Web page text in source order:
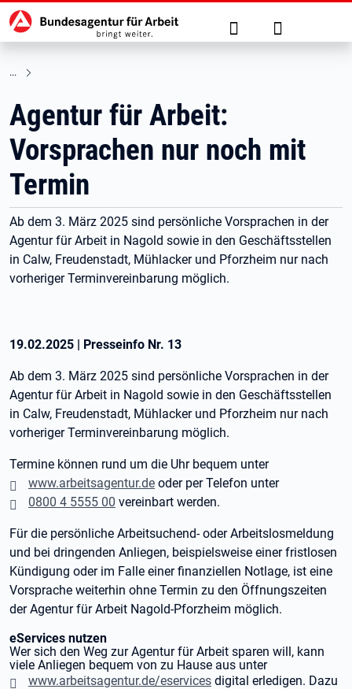
zu den Hauptinhalten springen
Hauptnavigation Suche Anmelden
Agentur für Arbeit:
Vorsprachen nur noch mit
Termin
Ab dem 3. März 2025 sind persönliche Vorsprachen in der
Agentur für Arbeit in Nagold sowie in den Geschäftsstellen
in Calw, Freudenstadt, Mühlacker und Pforzheim nur nach
vorheriger Terminvereinbarung möglich.
19.02.2025 | Presseinfo Nr. 13
Ab dem 3. März 2025 sind persönliche Vorsprachen in der
Agentur für Arbeit in Nagold sowie in den Geschäftsstellen
in Calw, Freudenstadt, Mühlacker und Pforzheim nur nach
vorheriger Terminvereinbarung möglich.
Termine können rund um die Uhr bequem unter
www.arbeitsagentur.de oder per Telefon unter
0800 4 5555 00 vereinbart werden.
Für die persönliche Arbeitsuchend- oder Arbeitslosmeldung
und bei dringenden Anliegen, beispielsweise einer fristlosen
Kündigung oder im Falle einer finanziellen Notlage, ist eine
Vorsprache weiterhin ohne Termin zu den Öffnungszeiten
der Agentur für Arbeit Nagold-Pforzheim möglich.
eServices nutzen
Wer sich den Weg zur Agentur für Arbeit sparen will, kann
viele Anliegen bequem von zu Hause aus unter
www.arbeitsagentur.de/eservices digital erledigen. Dazu